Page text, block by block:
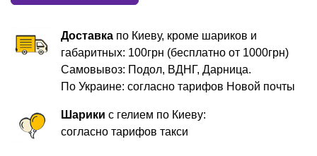
Доставка по Киеву, кроме шариков и
габаритных: 100грн (бесплатно от 1000грн)
Самовывоз: Подол, ВДНГ, Дарница.
По Украине: согласно тарифов Новой почты
Шарики с гелием по Киеву:
согласно тарифов такси